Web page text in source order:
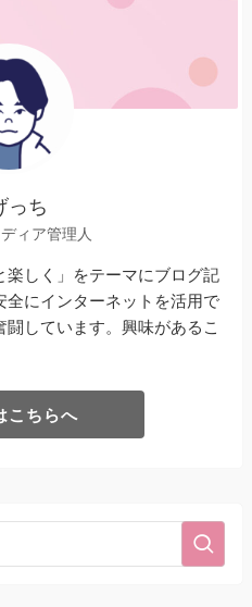
っち
ィア管理人
楽しく」をテーマにブログ記
にインターネットを活用で
しています。興味があるこ
こちらへ